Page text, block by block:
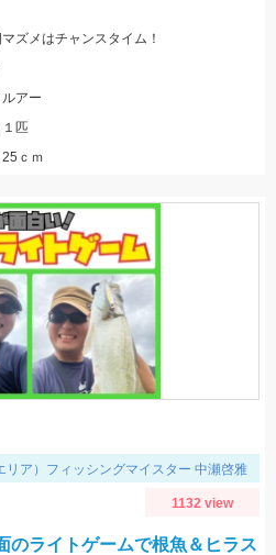
ズメはチャンスタイム！
アー
匹
ｃｍ
リア）フィッシングマイスター 中瀬啓雅
1132 view
のライトゲームで根魚＆ヒラス